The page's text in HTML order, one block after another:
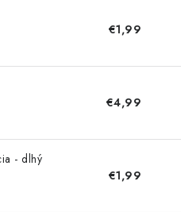
€1,99
€4,99
- dlhý
€1,99